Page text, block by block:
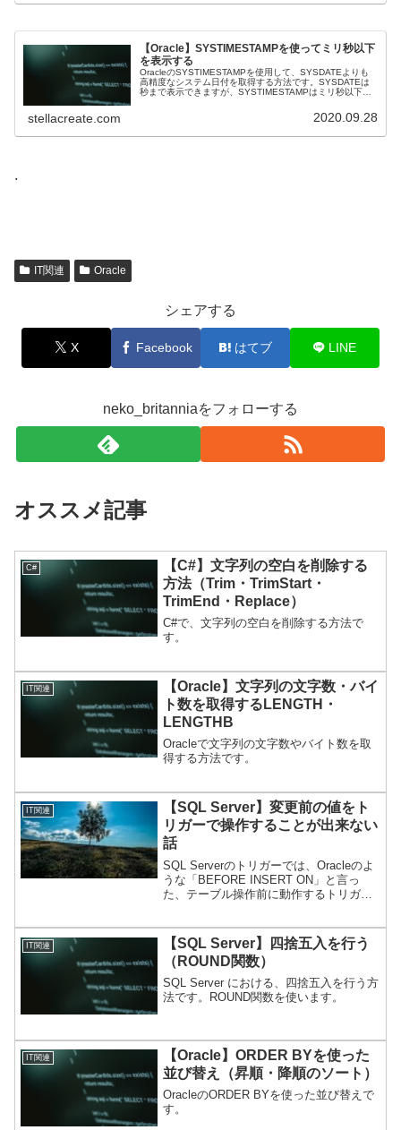
【Oracle】SYSTIMESTAMPを使ってミリ秒以下
を表示する
OracleのSYSTIMESTAMPを使用して、SYSDATEよりも
高精度なシステム日付を取得する方法です。SYSDATEは
秒まで表示できますが、SYSTIMESTAMPはミリ秒以下を
stellacreate.com 2020.09.28
.
IT関連 Oracle
シェアする
X Facebook はてブ LINE
neko_britanniaをフォローする
オススメ記事
C#
【C#】文字列の空白を削除する
方法（Trim・TrimStart・
TrimEnd・Replace）
C#で、文字列の空白を削除する方法で
す。
IT関連
【Oracle】文字列の文字数・バイ
ト数を取得するLENGTH・
LENGTHB
Oracleで文字列の文字数やバイト数を取
得する方法です。
IT関連
【SQL Server】変更前の値をト
リガーで操作することが出来ない
話
SQL Serverのトリガーでは、Oracleのよ
うな「BEFORE INSERT ON」と言っ
た、テーブル操作前に動作するトリガー
IT関連
【SQL Server】四捨五入を行う
（ROUND関数）
SQL Server における、四捨五入を行う方
法です。ROUND関数を使います。
IT関連
【Oracle】ORDER BYを使った
並び替え（昇順・降順のソート）
OracleのORDER BYを使った並び替えで
す。